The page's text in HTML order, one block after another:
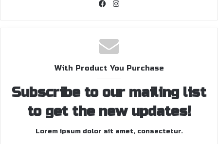
Facebook
With Product You Purchase
Subscribe to our mailing list
to get the new updates!
Lorem ipsum dolor sit amet, consectetur.